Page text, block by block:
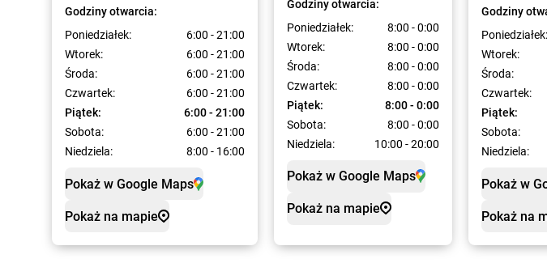
Godziny otwarcia:
Poniedziałek:
6:00 - 21:00
Wtorek:
6:00 - 21:00
Środa:
6:00 - 21:00
Czwartek:
6:00 - 21:00
Piątek:
6:00 - 21:00
Sobota:
6:00 - 21:00
Niedziela:
8:00 - 16:00
Pokaż w Google Maps
Pokaż na mapie
Godziny otwarcia:
Poniedziałek:
8:00 - 0:00
Wtorek:
8:00 - 0:00
Środa:
8:00 - 0:00
Czwartek:
8:00 - 0:00
Piątek:
8:00 - 0:00
Sobota:
8:00 - 0:00
Niedziela:
10:00 - 20:00
Pokaż w Google Maps
Pokaż na mapie
Godziny
Poniedziałek:
Wtorek:
Środa:
Czwartek:
Piątek:
Sobota:
Niedziela:
Pokaż w
Pokaż na